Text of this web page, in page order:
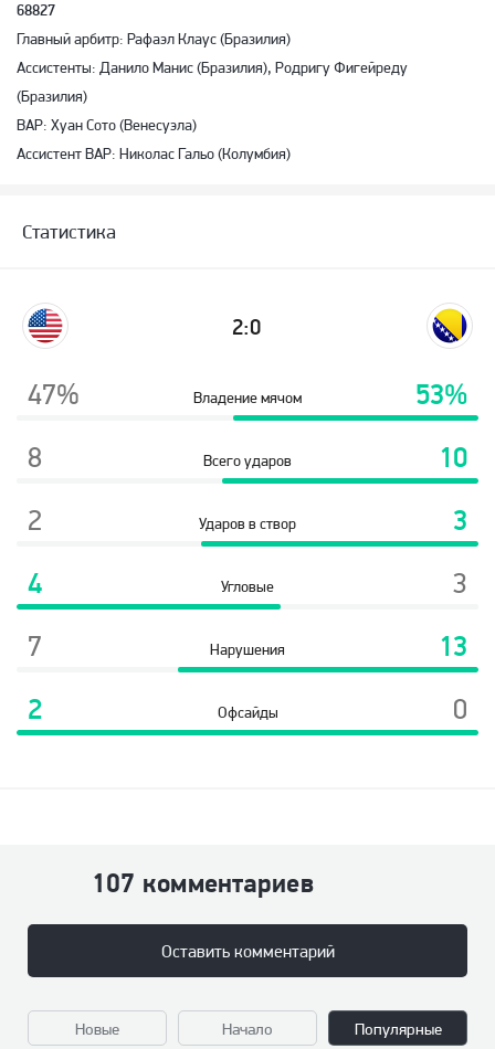
68827
Главный арбитр: Рафаэл Клаус (Бразилия)
Ассистенты: Данило Манис (Бразилия), Родригу Фигейреду
(Бразилия)
ВАР: Хуан Сото (Венесуэла)
Ассистент ВАР: Николас Гальо (Колумбия)
Статистика
2:0
47% Владение мячом
53%
8
Всего ударов
10
2
Ударов в створ
3
4
Угловые
3
7
Нарушения
13
2
Офсайды 0
107 комментариев
Оставить комментарий
Новые Начало Популярные